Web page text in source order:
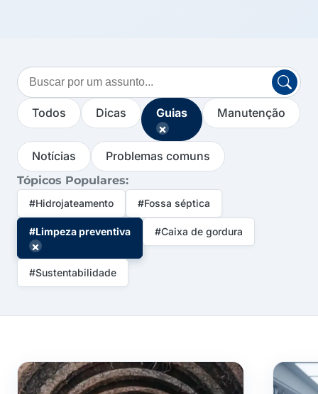
Buscar
no
blogTodos Dicas Guias
×
Manutenção
Notícias Problemas comuns
Tópicos Populares:
#Hidrojateamento #Fossa séptica
#Limpeza preventiva
×
#Caixa de gordura
#Sustentabilidade